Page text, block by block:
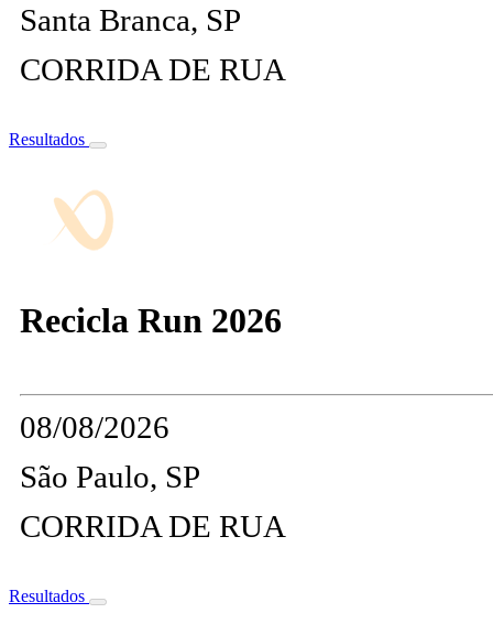
Santa Branca, SP
CORRIDA DE RUA
Resultados
Recicla Run 2026
08/08/2026
São Paulo, SP
CORRIDA DE RUA
Resultados